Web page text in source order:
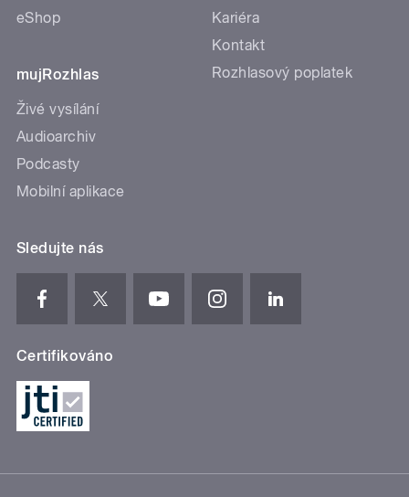
eShop
mujRozhlas
Živé vysílání
Audioarchiv
Podcasty
Mobilní aplikace
Kariéra
Kontakt
Rozhlasový poplatek
Sledujte nás
Certifikováno